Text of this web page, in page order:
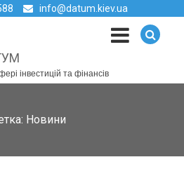
info@datum.kiev.ua
інвестицій та фінансів
Новини